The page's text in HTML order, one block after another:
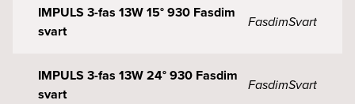
IMPULS 3-fas 13W 15° 930 Fasdim
svart
FasdimSvart
IMPULS 3-fas 13W 24° 930 Fasdim
svart
FasdimSvart